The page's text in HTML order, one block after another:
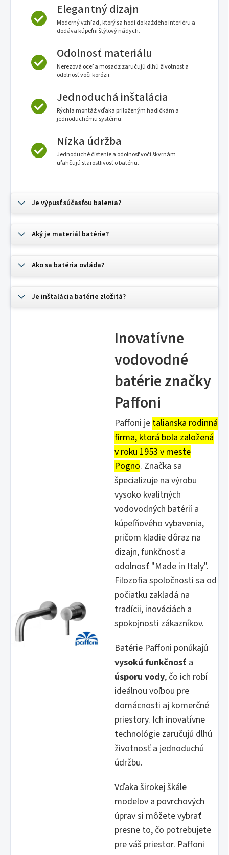
Elegantný dizajn
Moderný vzhľad, ktorý sa hodí do každého interiéru a
dodáva kúpeľni štýlový nádych.
Odolnosť materiálu
Nerezová oceľ a mosadz zaručujú dlhú životnosť a
odolnosť voči korózii.
Jednoduchá inštalácia
Rýchla montáž vďaka priloženým hadičkám a
jednoduchému systému.
Nízka údržba
Jednoduché čistenie a odolnosť voči škvrnám
uľahčujú starostlivosť o batériu.
Je výpusť súčasťou balenia?
Aký je materiál batérie?
Ako sa batéria ovláda?
Je inštalácia batérie zložitá?
Inovatívne
vodovodné
batérie značky
Paffoni
Paffoni je talianska rodinná
firma, ktorá bola založená
v roku 1953 v meste
Pogno. Značka sa
špecializuje na výrobu
vysoko kvalitných
vodovodných batérií a
kúpeľňového vybavenia,
pričom kladie dôraz na
dizajn, funkčnosť a
odolnosť "Made in Italy".
Filozofia spoločnosti sa od
počiatku zakladá na
tradícii, inováciách a
spokojnosti zákazníkov.
Batérie Paffoni ponúkajú
vysokú funkčnosť a
úsporu vody, čo ich robí
ideálnou voľbou pre
domácnosti aj komerčné
priestory. Ich inovatívne
technológie zaručujú dlhú
životnosť a jednoduchú
údržbu.
Vďaka širokej škále
modelov a povrchových
úprav si môžete vybrať
presne to, čo potrebujete
pre váš priestor. Paffoni